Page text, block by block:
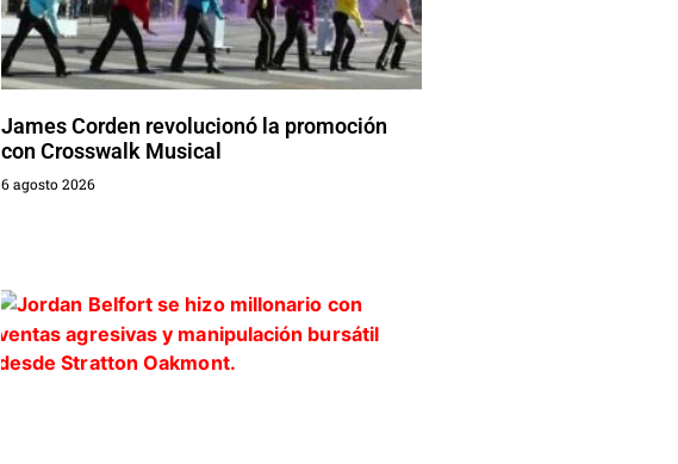
James Corden revolucionó la promoción
con Crosswalk Musical
6 agosto 2026